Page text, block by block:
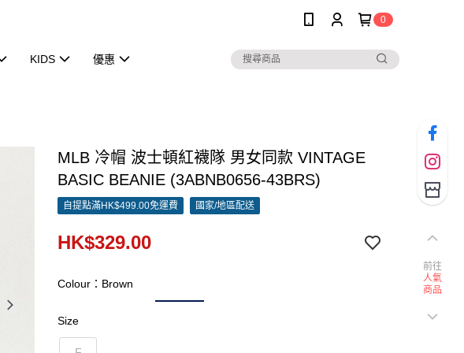
0
KIDS 優惠
MLB 冷帽 波士頓紅襪隊 男女同款 VINTAGE
BASIC BEANIE (3ABNB0656-43BRS)
自提點滿HK$499.00免運費 國家/地區配送
HK$329.00
Colour：Brown
Size
前往
人氣
商品